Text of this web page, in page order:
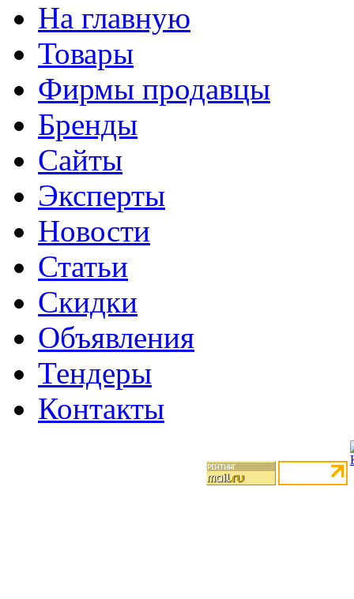
На главную
Товары
Фирмы продавцы
Бренды
Сайты
Эксперты
Новости
Статьи
Скидки
Объявления
Тендеры
Контакты